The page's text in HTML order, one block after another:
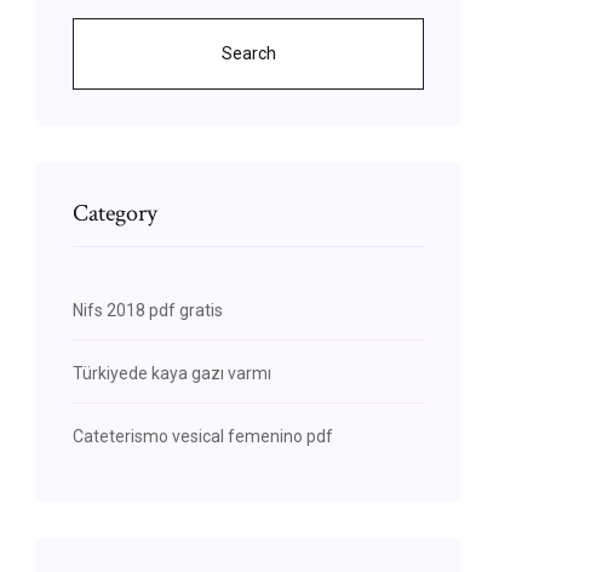
Search
Category
Nifs 2018 pdf gratis
Türkiyede kaya gazı varmı
Cateterismo vesical femenino pdf